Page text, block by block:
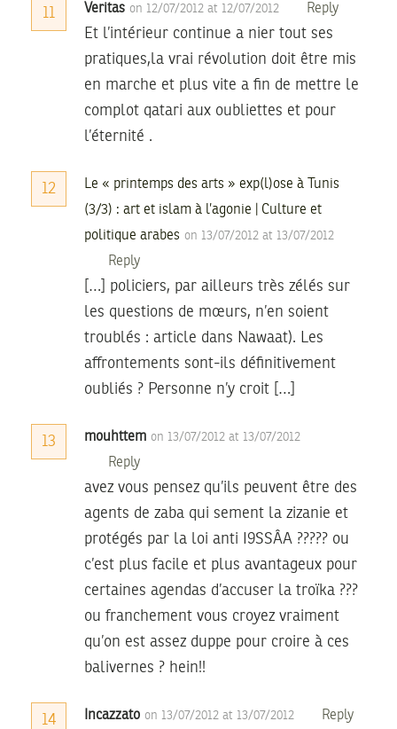
11 Veritas on 12/07/2012 at 12/07/2012 Reply
Et l’intérieur continue a nier tout ses
pratiques,la vrai révolution doit être mis
en marche et plus vite a fin de mettre le
complot qatari aux oubliettes et pour
l’éternité .
12
Le « printemps des arts » exp(l)ose à Tunis
(3/3) : art et islam à l’agonie | Culture et
politique arabes on 13/07/2012 at 13/07/2012
Reply
[…] policiers, par ailleurs très zélés sur
les questions de mœurs, n’en soient
troublés : article dans Nawaat). Les
affrontements sont-ils définitivement
oubliés ? Personne n’y croit […]
13 mouhttem on 13/07/2012 at 13/07/2012
Reply
avez vous pensez qu’ils peuvent être des
agents de zaba qui sement la zizanie et
protégés par la loi anti I9SSÂA ????? ou
c’est plus facile et plus avantageux pour
certaines agendas d’accuser la troïka ???
ou franchement vous croyez vraiment
qu’on est assez duppe pour croire à ces
balivernes ? hein!!
14 Incazzato on 13/07/2012 at 13/07/2012 Reply